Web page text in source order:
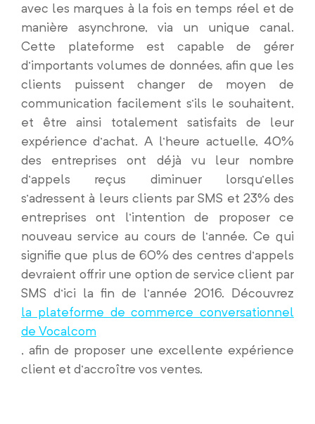
avec les marques à la fois en temps réel et de
manière asynchrone, via un unique canal.
Cette plateforme est capable de gérer
d’importants volumes de données, afin que les
clients puissent changer de moyen de
communication facilement s’ils le souhaitent,
et être ainsi totalement satisfaits de leur
expérience d’achat. A l’heure actuelle, 40%
des entreprises ont déjà vu leur nombre
d’appels reçus diminuer lorsqu’elles
s’adressent à leurs clients par SMS et 23% des
entreprises ont l’intention de proposer ce
nouveau service au cours de l’année. Ce qui
signifie que plus de 60% des centres d’appels
devraient offrir une option de service client par
SMS d’ici la fin de l’année 2016. Découvrez
la plateforme de commerce conversationnel
de Vocalcom
, afin de proposer une excellente expérience
client et d’accroître vos ventes.